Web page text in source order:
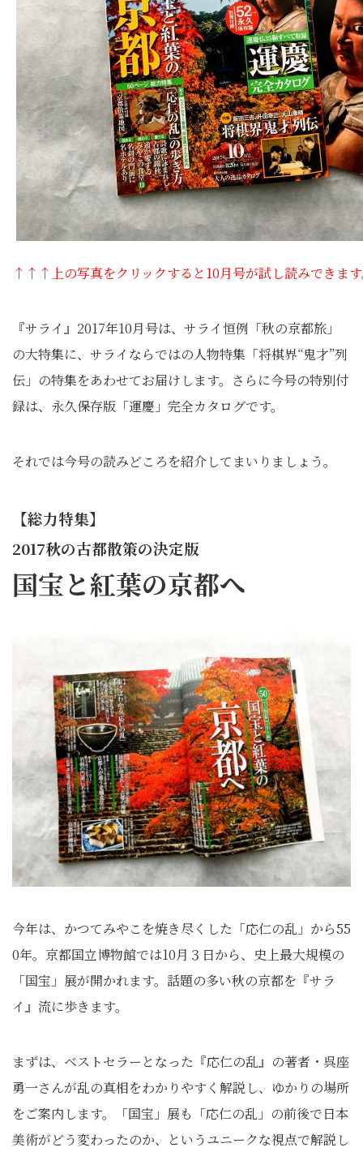
↑↑↑上の写真をクリックすると10月号が試し読みできま
『サライ』2017年10月号は、サライ恒例「秋の京都旅」
の大特集に、 サライならではの人物特集「将棋界“鬼才”列
伝」 の特集をあわせてお届けします。さらに今号の特別付
録は、 永久保存版「運慶」完全カタログです。
それでは今号の読みどころを紹介してまいりましょう。
【総力特集】
2017秋の古都散策の決定版
国宝と紅葉の京都へ
今年は、かつてみやこを焼き尽くした「応仁の乱」から55
0年。 京都国立博物館では10月３日から、史上最大規模の
「国宝」 展が開かれます。話題の多い秋の京都を『サラ
イ』流に歩きます。
まずは、ベストセラーとなった『応仁の乱』の著者・ 呉座
勇一さんが乱の真相をわかりやすく解説し、 ゆかりの場所
をご案内します。「国宝」展も「応仁の乱」 の前後で日本
美術がどう変わったのか、
というユニークな視点で解説し